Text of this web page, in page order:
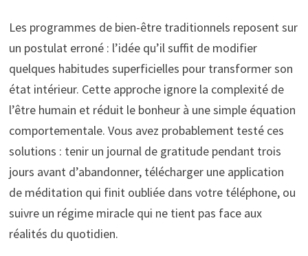
Les programmes de bien-être traditionnels reposent sur
un postulat erroné : l’idée qu’il suffit de modifier
quelques habitudes superficielles pour transformer son
état intérieur. Cette approche ignore la complexité de
l’être humain et réduit le bonheur à une simple équation
comportementale. Vous avez probablement testé ces
solutions : tenir un journal de gratitude pendant trois
jours avant d’abandonner, télécharger une application
de méditation qui finit oubliée dans votre téléphone, ou
suivre un régime miracle qui ne tient pas face aux
réalités du quotidien.